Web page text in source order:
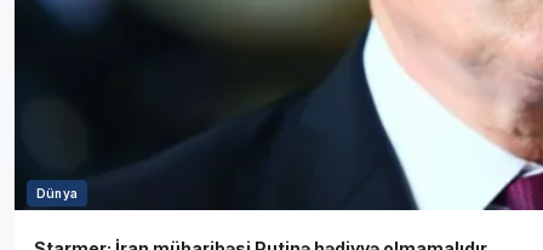
Dünya